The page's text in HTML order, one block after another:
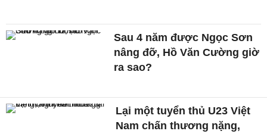
Sau 4 năm được Ngọc Sơn
nâng đỡ, Hồ Văn Cường giờ
ra sao?
Lại một tuyển thủ U23 Việt
Nam chấn thương nặng,